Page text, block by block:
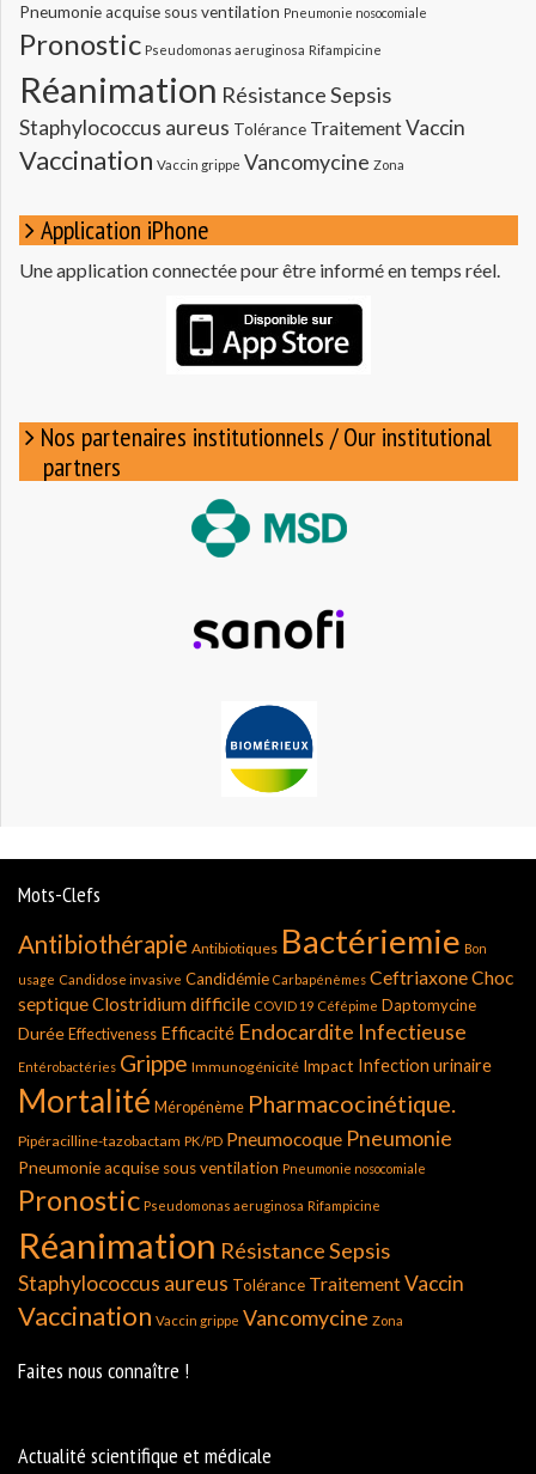
Pneumonie acquise sous ventilation Pneumonie nosocomiale
Pronostic Pseudomonas aeruginosa Rifampicine
Réanimation RésistanceSepsis
Staphylococcus aureus Tolérance TraitementVaccin
Vaccination Vaccin grippe Vancomycine Zona
Application iPhone
Une application connectée pour être informé en temps réel.
Nos partenaires institutionnels / Our institutional
partners
Mots-Clefs
Antibiothérapie Antibiotiques Bactériemie Bon
usage Candidose invasive Candidémie Carbapénèmes CeftriaxoneChoc
septiqueClostridium difficile COVID 19 Céfépime Daptomycine
Durée Effectiveness Efficacité Endocardite Infectieuse
Entérobactéries Grippe Immunogénicité Impact Infection urinaire
Mortalité Méropénème Pharmacocinétique.
Pipéracilline-tazobactam PK/PD Pneumocoque Pneumonie
Pneumonie acquise sous ventilation Pneumonie nosocomiale
Pronostic Pseudomonas aeruginosa Rifampicine
Réanimation RésistanceSepsis
Staphylococcus aureus Tolérance TraitementVaccin
Vaccination Vaccin grippe Vancomycine Zona
Faites nous connaître !
Actualité scientifique et médicale